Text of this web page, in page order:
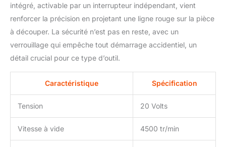
pour tous vos travaux de
coupe parmi les scies
circulaires électriques
intégré, activable par un interrupteur indépendant, vient
renforcer la précision en projetant une ligne rouge sur la pièce
à découper. La sécurité n’est pas en reste, avec un
verrouillage qui empêche tout démarrage accidentiel, un
détail crucial pour ce type d’outil.
Caractéristique Spécification
Tension 20 Volts
Vitesse à vide 4500 tr/min